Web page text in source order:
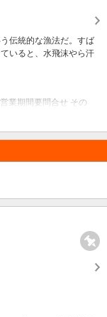
伝統的な漁法だ。すば
いると、水飛沫やら汗
業期間要問合せ その